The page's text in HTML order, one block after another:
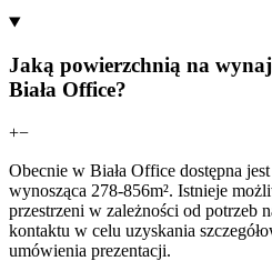
Jaką powierzchnią na
Biała Office?
+−
Obecnie w Biała Office dostępna
wynosząca 278-856m². Istnieje
przestrzeni w zależności od potrzeb
kontaktu w celu uzyskania
umówienia prezentacji.